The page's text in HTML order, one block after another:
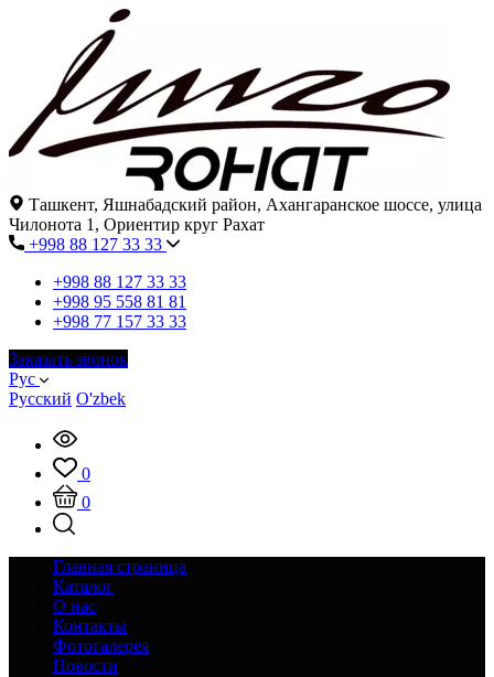
Ташкент, Яшнабадский район, Ахангаранское шоссе, улица
Чилонота 1, Ориентир круг Рахат
+998 88 127 33 33
+998 88 127 33 33
+998 95 558 81 81
+998 77 157 33 33
Заказать звонок
Рус
Русский O'zbek
0
0
Главная страница
Каталог
О нас
Контакты
Фотогалерея
Новости